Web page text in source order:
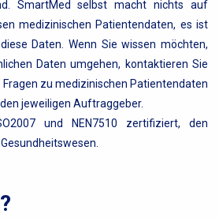
SmartMed selbst macht nichts auf
medizinischen Patientendaten, es ist
Daten. Wenn Sie wissen möchten,
Daten umgehen, kontaktieren Sie
zu medizinischen Patientendaten
jeweiligen Auftraggeber.
und NEN7510 zertifiziert, den